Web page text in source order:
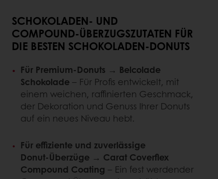
SCHOKOLADEN‑ UND
COMPOUND‑ÜBERZUGSZUTATEN FÜR
DIE BESTEN SCHOKOLADEN‑DONUTS
Für Premium‑Donuts → Belcolade
Schokolade– Für Profis entwickelt, mit
einem weichen, raffinierten Geschmack,
der Dekoration und Genuss Ihrer Donuts
auf ein neues Niveau hebt.
Für effiziente und zuverlässige
Donut‑Überzüge → Carat Coverflex
Compound Coating – Ein fest werdender